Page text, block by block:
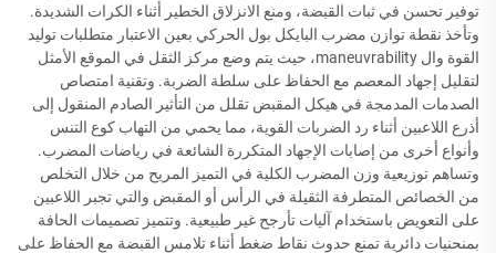
توفير تحسن في ثبات القبضة، ومنع الانزلاق الخطير أثناء الكرات الشديدة.
وتأخذ نقطة توازن مضرب البايكل بول الحركي بعين الاعتبار متطلبات توليد
القوة وال maneuvrability، حيث يتم وضع مركز الثقل في الموقع الأمثل
لتقليل إجهاد المعصم مع الحفاظ على سلطة الضربة. وتقنية امتصاص
الصدمات المدمجة في هيكل المقبض تقلل من التأثير الصادم المنقول إلى
أذرع اللاعبين أثناء رد الضربات القوية، مما يحمي من التهاب كوع التنس
وأنواع أخرى من إصابات الإجهاد المتكررة الشائعة في رياضات المضرب.
وتساهم توزيعية وزن المضرب الكلية في التميز المريح من خلال التخلص
من الخصائص المتطرفة الثقيلة في الرأس أو المقبض والتي تجبر اللاعبين
على التعويض باستخدام آليات تأرجح غير طبيعية. وتتميز تصميمات الحافة
بمنحنيات دائرية تمنع حدوث نقاط ضغط أثناء تلامس القبضة مع الحفاظ على